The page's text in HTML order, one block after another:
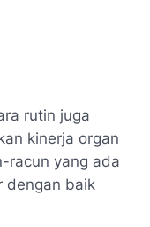
rutin juga
kinerja organ
racun yang ada
dengan baik